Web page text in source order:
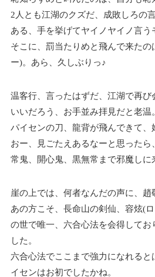
2人とも江湖のクズだ、成敗しろの
ある、手を挙げてヤイノヤイノ言う
そこに、罰当たりめと飛んで来たの
ー)。あら、久しぶりっ♪
温客行、言ったはずだ、江湖で再び
いいだろう、お手並み拝見だと老温。
パイセンの刀、龍背が飛んできて、
おー、見ごたえあるなーと思った
常鬼、開心鬼、黒無常まで邪魔しに
崖の上では、何者なんだの声に、趙
あの方こそ、長命山の剣仙、容炫(
の世で唯一、六合心法を会得してお
した。
六合心法でここまで強力になれる
イセンはお初でしたかね。